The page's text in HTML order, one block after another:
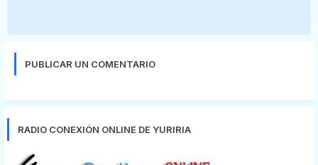
PUBLICAR UN COMENTARIO
RADIO CONEXIÓN ONLINE DE YURIRIA